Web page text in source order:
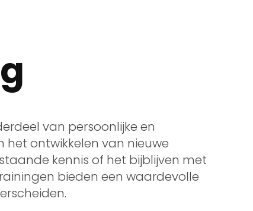
van persoonlijke en
het ontwikkelen van nieuwe
kennis of het bijblijven met
bieden een waardevolle